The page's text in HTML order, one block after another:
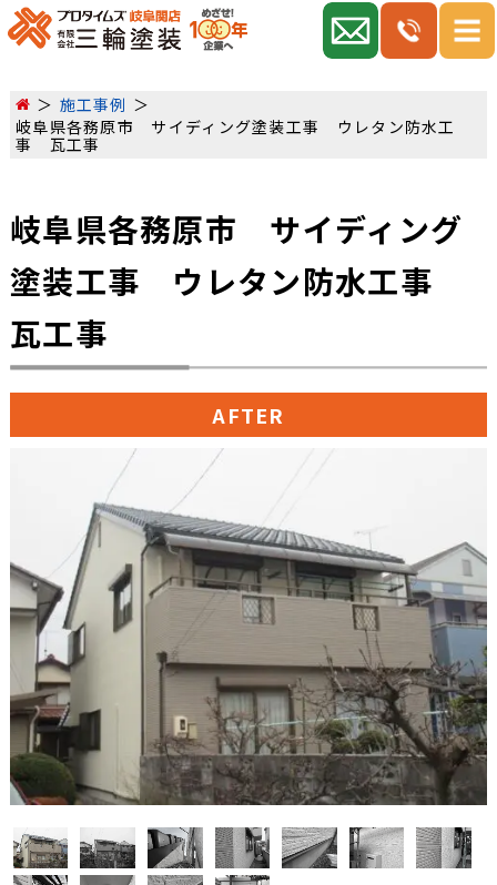
施工事例
岐阜県各務原市 サイディング塗装工事 ウレタン防水工
事 瓦工事
岐阜県各務原市 サイディング
塗装工事 ウレタン防水工事
瓦工事
AFTER